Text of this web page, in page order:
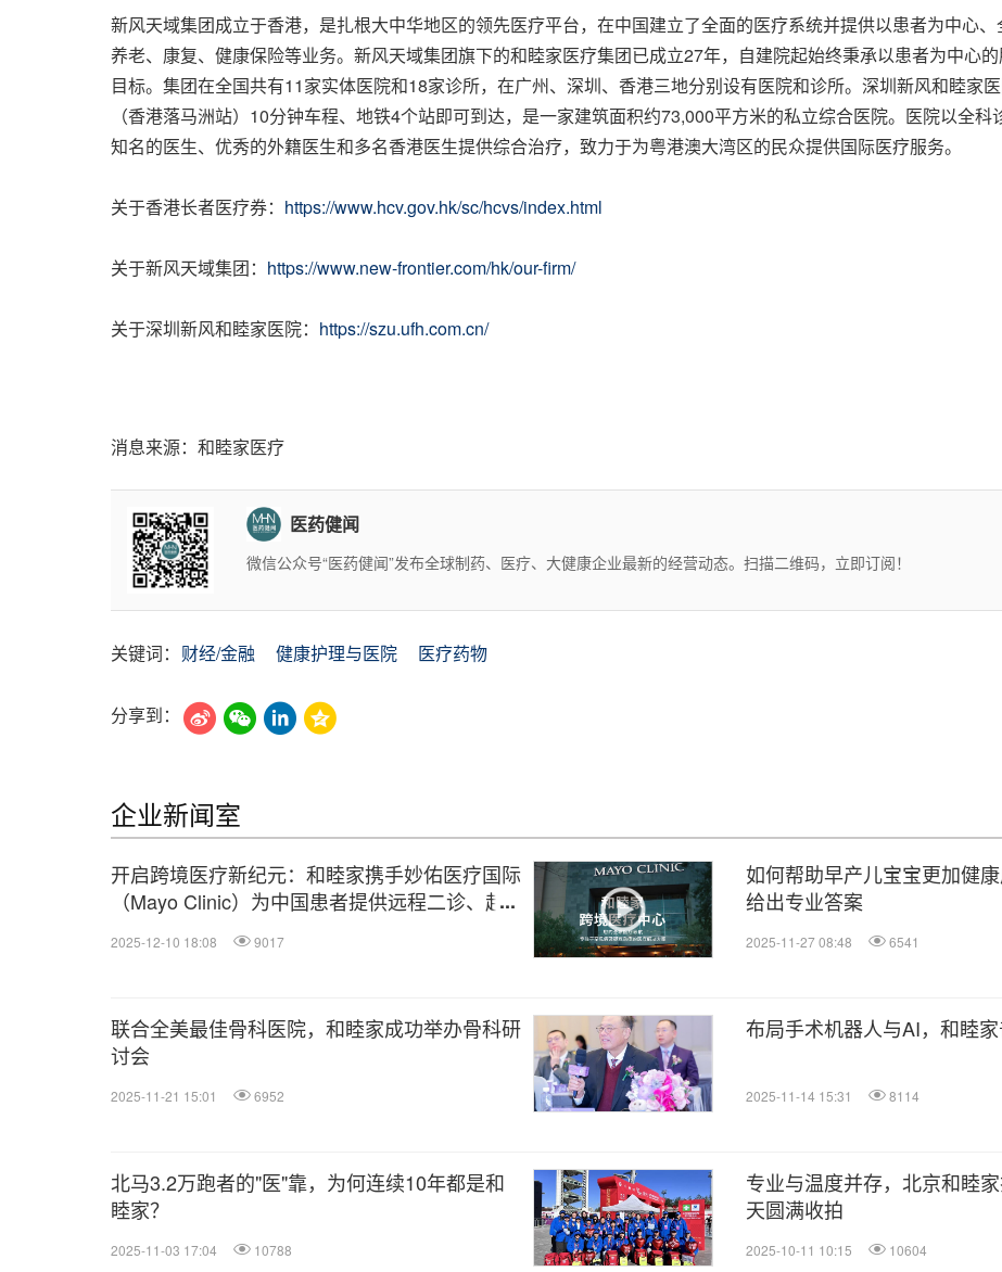
新风天域集团成立于香港，是扎根大中华地区的领先医疗平台，在中国建立了全面的医疗系统并提供以患者为中心
养老、康复、健康保险等业务。新风天域集团旗下的和睦家医疗集团已成立27年，自建院起始终秉承以患者为中心
目标。集团在全国共有11家实体医院和18家诊所，在广州、深圳、香港三地分别设有医院和诊所。深圳新风和睦家
（香港落马洲站） 10分钟车程、地铁4个站即可到达，是一家建筑面积约73,000平方米的私立综合医院。医院以全
知名的医生、优秀的外籍医生和多名香港医生提供综合治疗，致力于为粤港澳大湾区的民众提供国际医疗服务。
关于香港长者医疗券： https://www.hcv.gov.hk/sc/hcvs/index.html
关于新风天域集团： https://www.new-frontier.com/hk/our-firm/
关于深圳新风和睦家医院： https://szu.ufh.com.cn/
消息来源：和睦家医疗
医药健闻
微信公众号“医药健闻”发布全球制药、医疗、大健康企业最新的经营动态。扫描二维码，立即订阅！
关键词： 财经/金融 健康护理与医院 医疗药物
分享到：
企业新闻室
开启跨境医疗新纪元：和睦家携手妙佑医疗国际
（Mayo Clinic）为中国患者提供远程二诊、赴
2025-12-10 18:08 9017
如何帮助早产儿宝宝更加健
给出专业答案
2025-11-27 08:48 6541
联合全美最佳骨科医院，和睦家成功举办骨科研
讨会
2025-11-21 15:01 6952
布局手术机器人与AI，和睦
2025-11-14 15:31 8114
北马3.2万跑者的"医"靠，为何连续10年都是和
睦家？
2025-11-03 17:04 10788
专业与温度并存，北京和睦
天圆满收拍
2025-10-11 10:15 10604